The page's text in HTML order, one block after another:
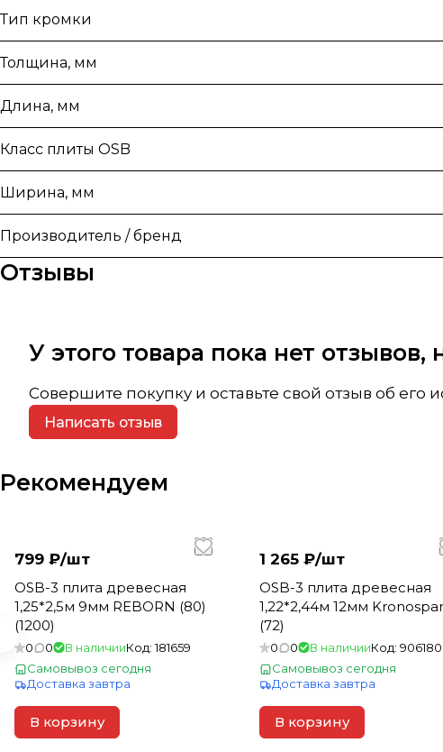
Тип кромки
Толщина, мм
Длина, мм
Класс плиты OSB
Ширина, мм
Производитель / бренд
Отзывы
У этого товара пока нет
Совершите покупку и оставьте свой отзыв об его
Написать отзыв
Рекомендуем
799 ₽/шт
OSB-3 плита древесная
1,25*2,5м 9мм REBORN (80)
(1200)
0 0 В наличииКод:181659
Самовывоз сегодня
Доставка завтра
В корзину
1 265 ₽/шт
OSB-3 плита древесная
1,22*2,44м 12мм
(72)
0 0 В наличииКод: 906180
Самовывоз сегодня
Доставка завтра
В корзину